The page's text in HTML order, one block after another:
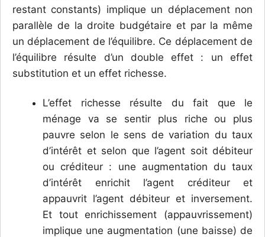
restant constants) implique un déplacement non
parallèle de la droite budgétaire et par la même
un déplacement de l’équilibre. Ce déplacement de
l’équilibre résulte d’un double effet : un effet
substitution et un effet richesse.
L’effet richesse résulte du fait que le
ménage va se sentir plus riche ou plus
pauvre selon le sens de variation du taux
d’intérêt et selon que l’agent soit débiteur
ou créditeur : une augmentation du taux
d’intérêt enrichit l’agent créditeur et
appauvrit l’agent débiteur et inversement.
Et tout enrichissement (appauvrissement)
implique une augmentation (une baisse) de